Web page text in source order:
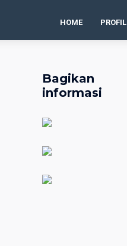
HOME PROFIL
Bagikan
informasi